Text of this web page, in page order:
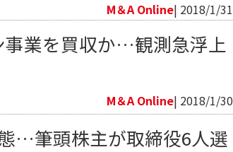
M＆A Online| 2018/1/31
事業を買収か…観測急浮上
M＆A Online| 2018/1/30
…筆頭株主が取締役6人選